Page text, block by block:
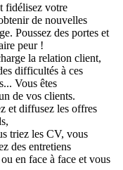
fidélisez votre
de nouvelles
Poussez des portes et
peur !
la relation client,
difficultés à ces
Vous êtes
de vos clients.
et diffusez les offres
triez les CV, vous
des entretiens
en face à face et vous